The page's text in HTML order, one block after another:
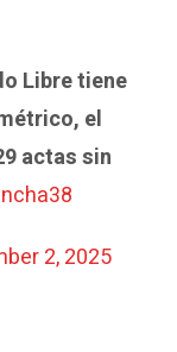
Libre tiene
el
actas sin
2, 2025